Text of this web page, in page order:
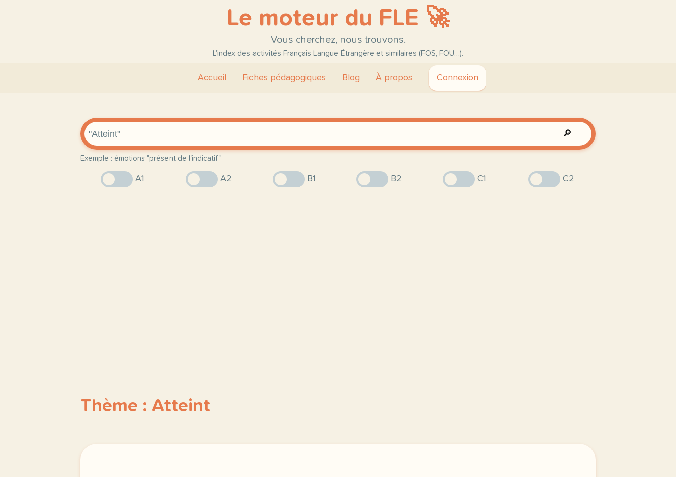
Le moteur du FLE 🚀
Vous cherchez, nous trouvons.
L'index des activités Français Langue Étrangère et similaires (FOS, FOU…).
Accueil Fiches pédagogiques Blog À propos Connexion
🔎
Exemple : émotions "présent de l'indicatif"
A1 A2 B1 B2 C1 C2
Thème : Atteint